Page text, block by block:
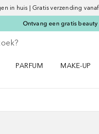
in huis | Gratis verzending
Ontvang een gratis
PARFUM
MAKE-UP